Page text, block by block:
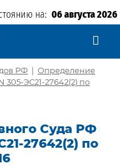
на: 06 августа 2026
РФ | Определение
305-ЭС21-27642(2) по
Суда РФ
27642(2) по